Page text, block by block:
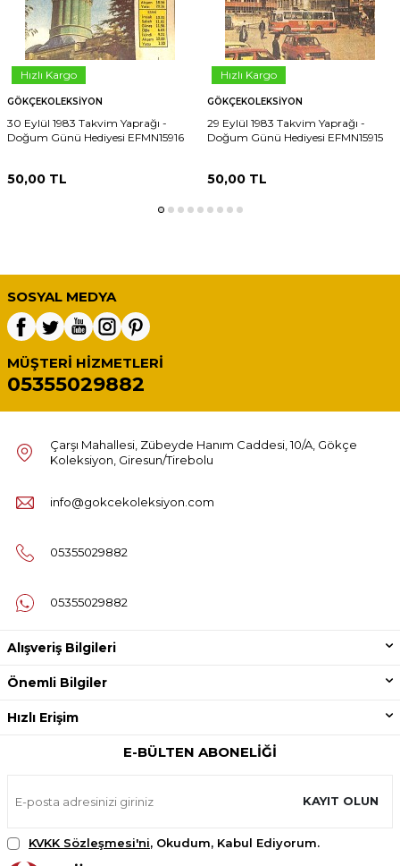
Hızlı Kargo
GÖKÇEKOLEKSIYON
30 Eylül 1983 Takvim Yaprağı -
Doğum Günü Hediyesi EFMN15916
50,00 TL
Hızlı Kargo
GÖKÇEKOLEKSIYON
29 Eylül 1983 Takvim Yaprağı -
Doğum Günü Hediyesi EFMN15915
50,00TL
SOSYAL MEDYA
MÜŞTERI HIZMETLERI
05355029882
Çarşı Mahallesi, Zübeyde Hanım Caddesi, 10/A, Gökçe
Koleksiyon, Giresun/Tirebolu
info@gokcekoleksiyon.com
05355029882
05355029882
Alışveriş Bilgileri
Önemli Bilgiler
Hızlı Erişim
E-BÜLTEN ABONELIĞI
KAYIT OLUN
KVKK Sözleşmesi'ni, Okudum, Kabul Ediyorum.